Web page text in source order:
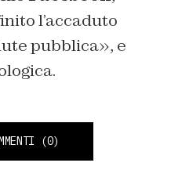
l’accaduto
pubblica», e
(0)